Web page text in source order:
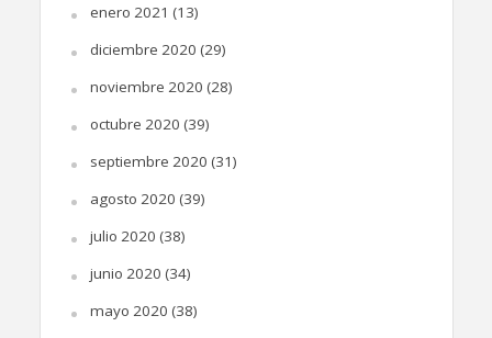
enero 2021 (13)
diciembre 2020 (29)
noviembre 2020 (28)
octubre 2020 (39)
septiembre 2020 (31)
agosto 2020 (39)
julio 2020 (38)
junio 2020 (34)
mayo 2020 (38)